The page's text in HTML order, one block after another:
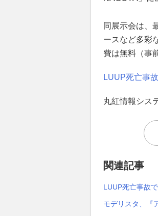
同展示会は、
ースなど多彩
費は無料（事
LUUP死亡事
丸紅情報シス
関連記事
LUUP死亡事故
モデリスタ、『